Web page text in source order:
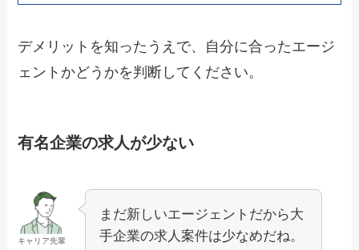
デメリットを知ったうえで、自分に合ったエージ
ェントかどうかを判断してください。
有名企業の求人が少ない
キャリア先輩
まだ新しいエージェントだから大
手企業の求人案件は少なめだね。